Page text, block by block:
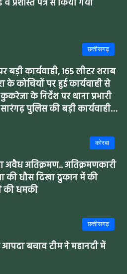
प्रशस्ति पत्र से किया गया
छत्तीसगढ़
कार्यवाही, 165 लीटर शराब
के कोचियों पर हुई कार्यवाही से
के निर्देश पर थाना प्रभारी
पुलिस की बड़ी कार्यवाही…
कोरबा
अवैध अतिक्रमण.. अतिक्रमणकारी
की धौस दिखा दुकान में की
की धमकी
छत्तीसगढ़
बचाव टीम ने महानदी में